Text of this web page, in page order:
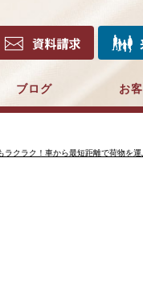
ブログ お
ラクラク！車から最短距離で荷物を